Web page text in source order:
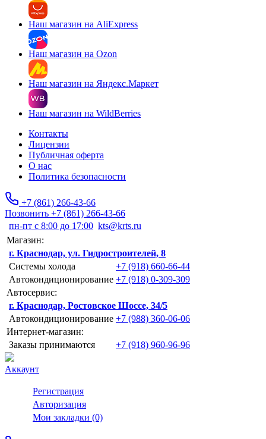
Наш магазин на AliExpress
Наш магазин на Ozon
Наш магазин на Яндекс.Маркет
Наш магазин на WildBerries
Контакты
Лицензии
Публичная оферта
О нас
Политика безопасности
+7 (861) 266-43-66
Позвонить +7 (861) 266-43-66
пн-пт с 8:00 до 17:00 kts@krts.ru
Магазин:
г. Краснодар, ул. Гидростроителей, 8
Системы холода
+7 (918) 660-66-44
Автокондиционирование +7 (918) 0-309-309
Автосервис:
г. Краснодар, Ростовское Шоссе, 34/5
Автокондиционирование +7 (988) 360-06-06
Интернет-магазин:
Заказы принимаются
+7 (918) 960-96-96
Аккаунт
Регистрация
Авторизация
Мои закладки (0)